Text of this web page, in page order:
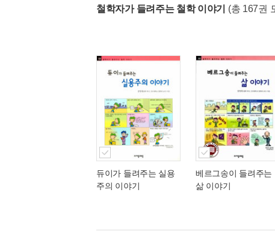
철학자가 들려주는 철학 이야기 (총 167권
듀이가 들려주는 실용
주의 이야기
베르그송이 들려주는
삶 이야기